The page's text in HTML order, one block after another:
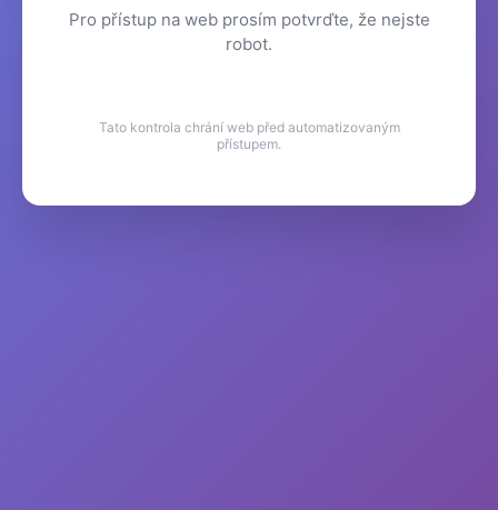
Pro přístup na web prosím potvrďte, že nejste
robot.
Tato kontrola chrání web před automatizovaným
přístupem.